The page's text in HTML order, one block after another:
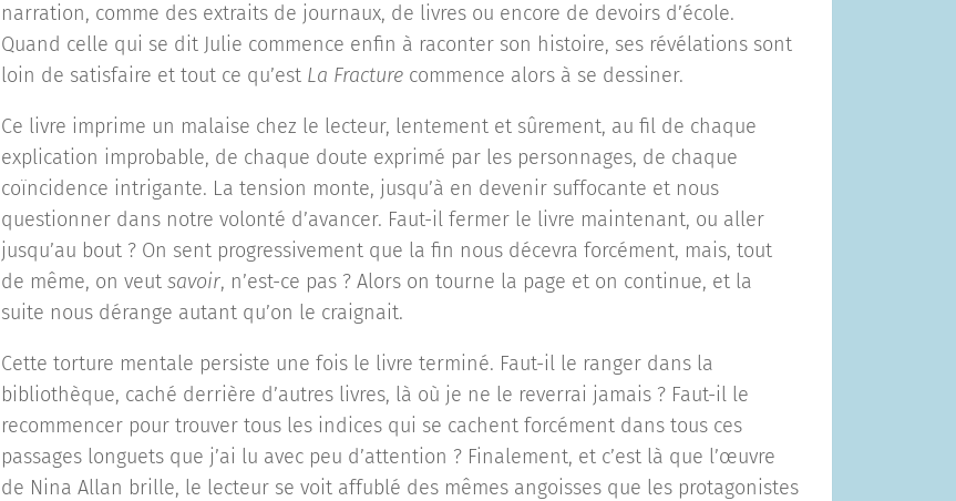
narration, comme des extraits de journaux, de livres ou encore de devoirs d’école.
Quand celle qui se dit Julie commence enfin à raconter son histoire, ses révélations sont
loin de satisfaire et tout ce qu’est La Fracture commence alors à se dessiner.
Ce livre imprime un malaise chez le lecteur, lentement et sûrement, au fil de chaque
explication improbable, de chaque doute exprimé par les personnages, de chaque
coïncidence intrigante. La tension monte, jusqu’à en devenir suffocante et nous
questionner dans notre volonté d’avancer. Faut-il fermer le livre maintenant, ou aller
jusqu’au bout ? On sent progressivement que la fin nous décevra forcément, mais, tout
de même, on veut savoir, n’est-ce pas ? Alors on tourne la page et on continue, et la
suite nous dérange autant qu’on le craignait.
Cette torture mentale persiste une fois le livre terminé. Faut-il le ranger dans la
bibliothèque, caché derrière d’autres livres, là où je ne le reverrai jamais ? Faut-il le
recommencer pour trouver tous les indices qui se cachent forcément dans tous ces
passages longuets que j’ai lu avec peu d’attention ? Finalement, et c’est là que l’œuvre
de Nina Allan brille, le lecteur se voit affublé des mêmes angoisses que les protagonistes